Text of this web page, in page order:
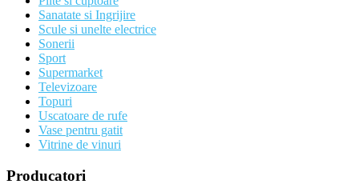
Sanatate si Ingrijire
Scule si unelte electrice
Sonerii
Sport
Supermarket
Televizoare
Topuri
Uscatoare de rufe
Vase pentru gatit
Vitrine de vinuri
Producatori